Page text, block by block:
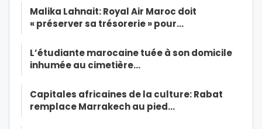
Malika Lahnait: Royal Air Maroc doit
« préserver sa trésorerie » pour…
L’étudiante marocaine tuée à son domicile
inhumée au cimetière…
Capitales africaines de la culture: Rabat
remplace Marrakech au pied…